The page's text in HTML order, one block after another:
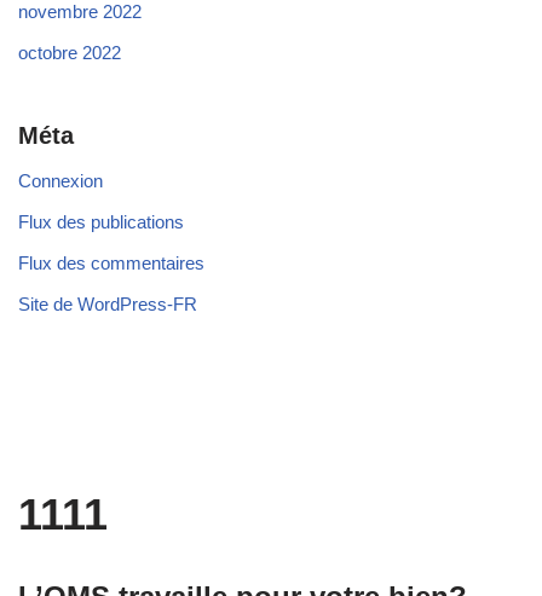
novembre 2022
octobre 2022
Méta
Connexion
Flux des publications
Flux des commentaires
Site de WordPress-FR
1111